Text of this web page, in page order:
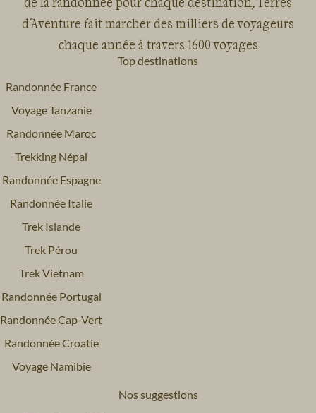
Voyage
Sud-Ouest
d'Aventure fait marcher des milliers de voyageurs
chaque année à travers 1600 voyages
Top destinations
Randonnée France
Voyage Tanzanie
Randonnée Maroc
Trekking Népal
Randonnée Espagne
Randonnée Italie
Trek Islande
Trek Pérou
Trek Vietnam
Randonnée Portugal
Randonnée Cap-Vert
Randonnée Croatie
Voyage Namibie
Nos suggestions